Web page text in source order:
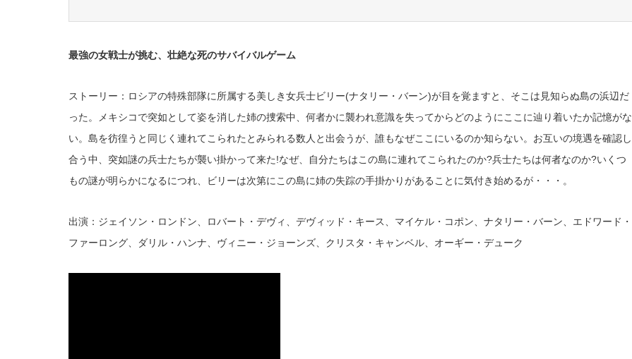
最強の女戦士が挑む、壮絶な死のサバイバルゲーム
ストーリー：ロシアの特殊部隊に所属する美しき女兵士ビリー(ナタリー・バーン)が目を覚ますと、そこは見知らぬ島の浜辺だ
った。メキシコで突如として姿を消した姉の捜索中、何者かに襲われ意識を失ってからどのようにここに辿り着いたか記憶がな
い。島を彷徨うと同じく連れてこられたとみられる数人と出会うが、誰もなぜここにいるのか知らない。お互いの境遇を確認し
合う中、突如謎の兵士たちが襲い掛かって来た!なぜ、自分たちはこの島に連れてこられたのか?兵士たちは何者なのか?いくつ
もの謎が明らかになるにつれ、ビリーは次第にこの島に姉の失踪の手掛かりがあることに気付き始めるが・・・。
出演：ジェイソン・ロンドン、ロバート・デヴィ、デヴィッド・キース、マイケル・コポン、ナタリー・バーン、エドワード・
ファーロング、ダリル・ハンナ、ヴィニー・ジョーンズ、クリスタ・キャンベル、オーギー・デューク